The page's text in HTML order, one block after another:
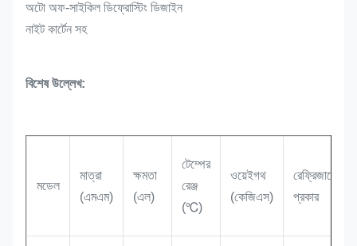
অটো অফ-সাইকিল ডিফ্রোস্টিং ডিজাইন
নাইট কার্টেন সহ
বিশেষ উল্লেখ:
মডেল
মাত্রা
(এমএম)
ক্ষমতা
(এল)
টেম্পের
রেঞ্জ
(℃)
ওয়েইগথ
(কেজিএস)
রেফ্রিজারেশন
প্রকার